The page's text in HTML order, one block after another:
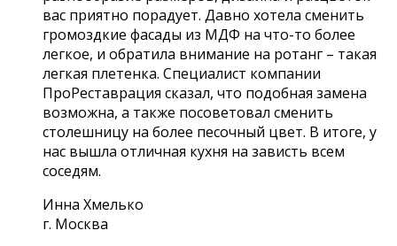
вас приятно порадует. Давно хотела сменить
громоздкие фасады из МДФ на что-то более
легкое, и обратила внимание на ротанг – такая
легкая плетенка. Специалист компании
ПроРеставрация сказал, что подобная замена
возможна, а также посоветовал сменить
столешницу на более песочный цвет. В итоге, у
нас вышла отличная кухня на зависть всем
соседям.
Инна Хмелько
г. Москва